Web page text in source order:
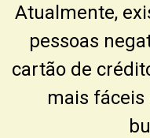
Atualmente,
pessoas
cartão de
mais fáceis